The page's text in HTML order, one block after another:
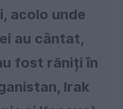
acolo unde
au cântat,
fost răniți în
Irak